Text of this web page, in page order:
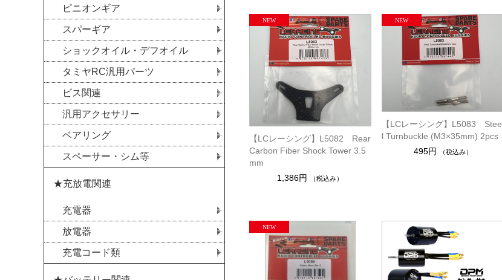
【LCレーシング】L5082 Rear
Carbon Fiber Shock Tower 3.5
mm
1,386円
（税込み）
【LCレーシング】L5083 Stee
l Turnbuckle (M3×35mm) 2pcs
495円
（税込み）
ピニオンギア
スパーギア
ショックオイル・デフオイル
タミヤRC汎用パーツ
ビス関連
汎用アクセサリー
ベアリング
スペーサー・シム等
★充放電関連
充電器
放電器
充電コード類